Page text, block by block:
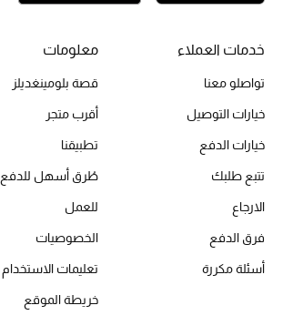
الأكثر مبيعاً
مكتشف العطور
المكياج
العناية بالبشرة
مستحضرات العناية
خدمات العملاء
تواصلو معنا
خيارات التوصيل
خيارات الدفع
تتبع طلبك
الارجاع
فرق الدفع
أسئلة مكررة
معلومات
قصة بلومينغديلز
أقرب متجر
تطبيقنا
طُرق أسهل للدفع
للعمل
الخصوصيات
تعليمات الاستخدام
خريطة الموقع